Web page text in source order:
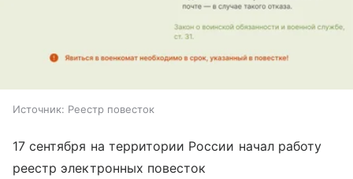
Источник: Реестр повесток
17 сентября на территории России начал работу
реестр электронных повесток